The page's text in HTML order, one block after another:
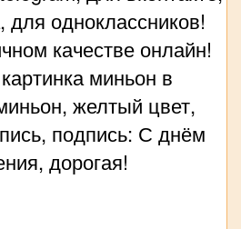
одноклассников!
качестве онлайн!
миньон в
желтый цвет,
подпись: С днём
дорогая!